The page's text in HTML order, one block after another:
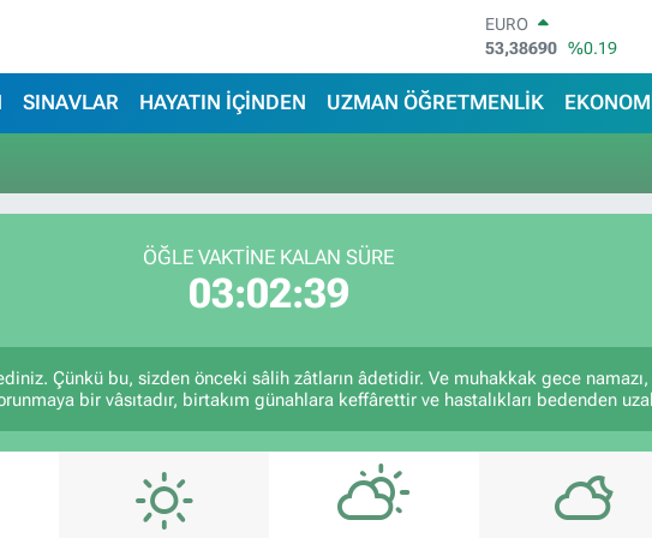
EURO
53,38690 %0.19
STERLİN
61,60380
%0.18
14.598,00
%0
BITCOIN
SINAVLAR HAYATIN İÇİNDEN UZMAN ÖĞRETMENLİK
ÖĞLE VAKTİNE KALAN SÜRE
03:02:39
Çünkü bu, sizden önceki sâlih zâtların âdetidir. Ve muhakkak gece namazı,
bir vâsıtadır, birtakım günahlara keffârettir ve hastalıkları bedenden